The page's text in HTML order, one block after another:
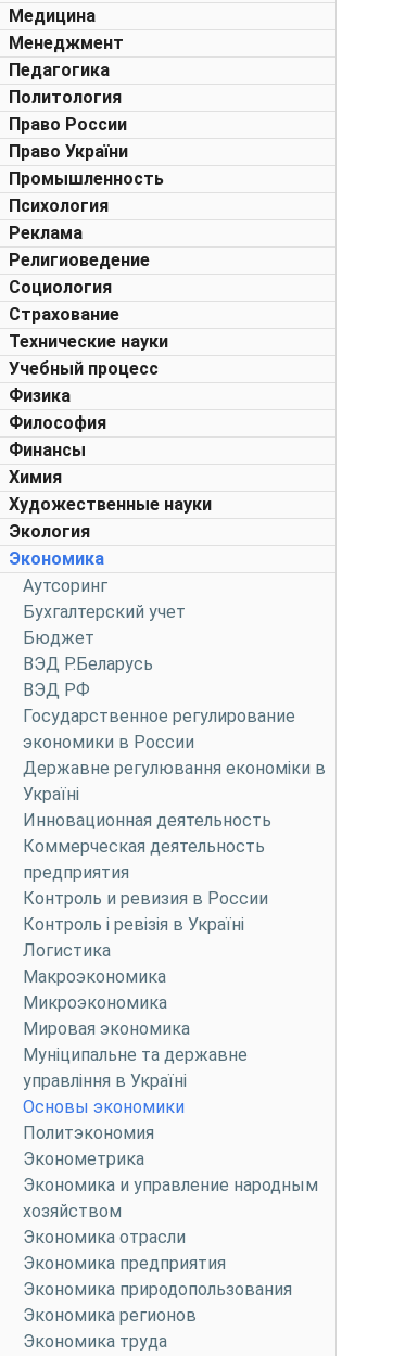
Медицина
Менеджмент
Педагогика
Политология
Право России
Право України
Промышленность
Психология
Реклама
Религиоведение
Социология
Страхование
Технические науки
Учебный процесс
Физика
Философия
Финансы
Химия
Художественные науки
Экология
Экономика
Аутсоринг
Бухгалтерский учет
Бюджет
ВЭД Р.Беларусь
ВЭД РФ
Государственное регулирование
экономики в России
Державне регулювання економіки в
Україні
Инновационная деятельность
Коммерческая деятельность
предприятия
Контроль и ревизия в России
Контроль і ревізія в Україні
Логистика
Макроэкономика
Микроэкономика
Мировая экономика
Муніципальне та державне
управління в Україні
Основы экономики
Политэкономия
Эконометрика
Экономика и управление народным
хозяйством
Экономика отрасли
Экономика предприятия
Экономика природопользования
Экономика регионов
Экономика труда